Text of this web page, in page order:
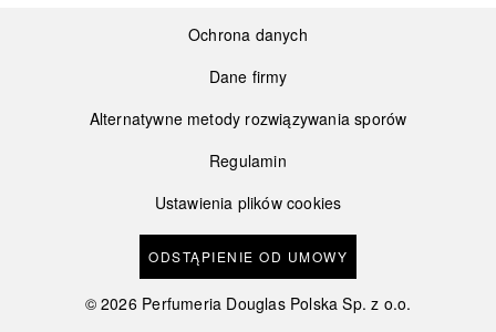
Ochrona danych
Dane firmy
Alternatywne metody rozwiązywania sporów
Regulamin
Ustawienia plików cookies
ODSTĄPIENIE OD UMOWY
©2026 Perfumeria Douglas Polska Sp. z o.o.